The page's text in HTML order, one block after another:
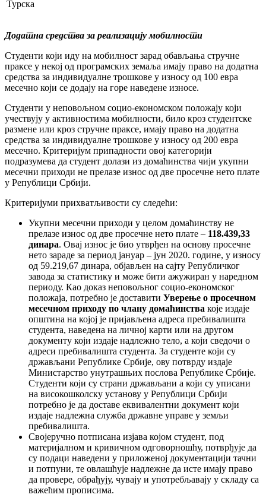
Турска
Додатна средства за реализацију мобилности
Студенти који иду на мобилност зарад обављања стручне
праксе у некој од програмских земаља имају право на додатна
средства за индивидуалне трошкове у износу од 100 евра
месечно који се додају на горе наведене износе.
Студенти у неповољном социо-економском положају који
учествују у активностима мобилности, било кроз студентске
размене или кроз стручне праксе, имају право на додатна
средства за индивидуалне трошкове у износу од 200 евра
месечно. Критеријум припадности овој категорији
подразумева да студент долази из домаћинства чији укупни
месечни приходи не прелазе износ од две просечне нето плате
у Републици Србији.
Критеријуми прихватљивости су следећи:
Укупни месечни приходи у целом домаћинству не
прелазе износ од две просечне нето плате – 118.439,33
динара. Овај износ је био утврђен на основу просечне
нето зараде за период јануар – јун 2020. године, у износу
од 59.219,67 динара, објављен на сајту Републичког
завода за статистику и може бити ажужиран у наредном
периоду. Као доказ неповољног социо-економског
положаја, потребно је доставити Уверење о просечном
месечном приходу по члану домаћинства које издаје
општина на којој је пријављена адреса пребивалишта
студента, наведена на личној карти или на другом
документу који издаје надлежно тело, а који сведочи о
адреси пребивалишта студента. За студенте који су
држављани Републике Србије, ову потврду издаје
Министарство унутрашњих послова Републике Србије.
Студенти који су страни држављани а који су уписани
на високошколску установу у Републици Србији
потребно је да доставе еквивалентни документ који
издаје надлежна служба државне управе у земљи
пребивалишта.
Својеручно потписана изјава којом студент, под
материјалном и кривичном одговорношћу, потврђује да
су подаци наведени у приложеној документацији тачни
и потпуни, те овлашћује надлежне да исте имају право
да провере, обрађују, чувају и употребљавају у складу са
важећим прописима.